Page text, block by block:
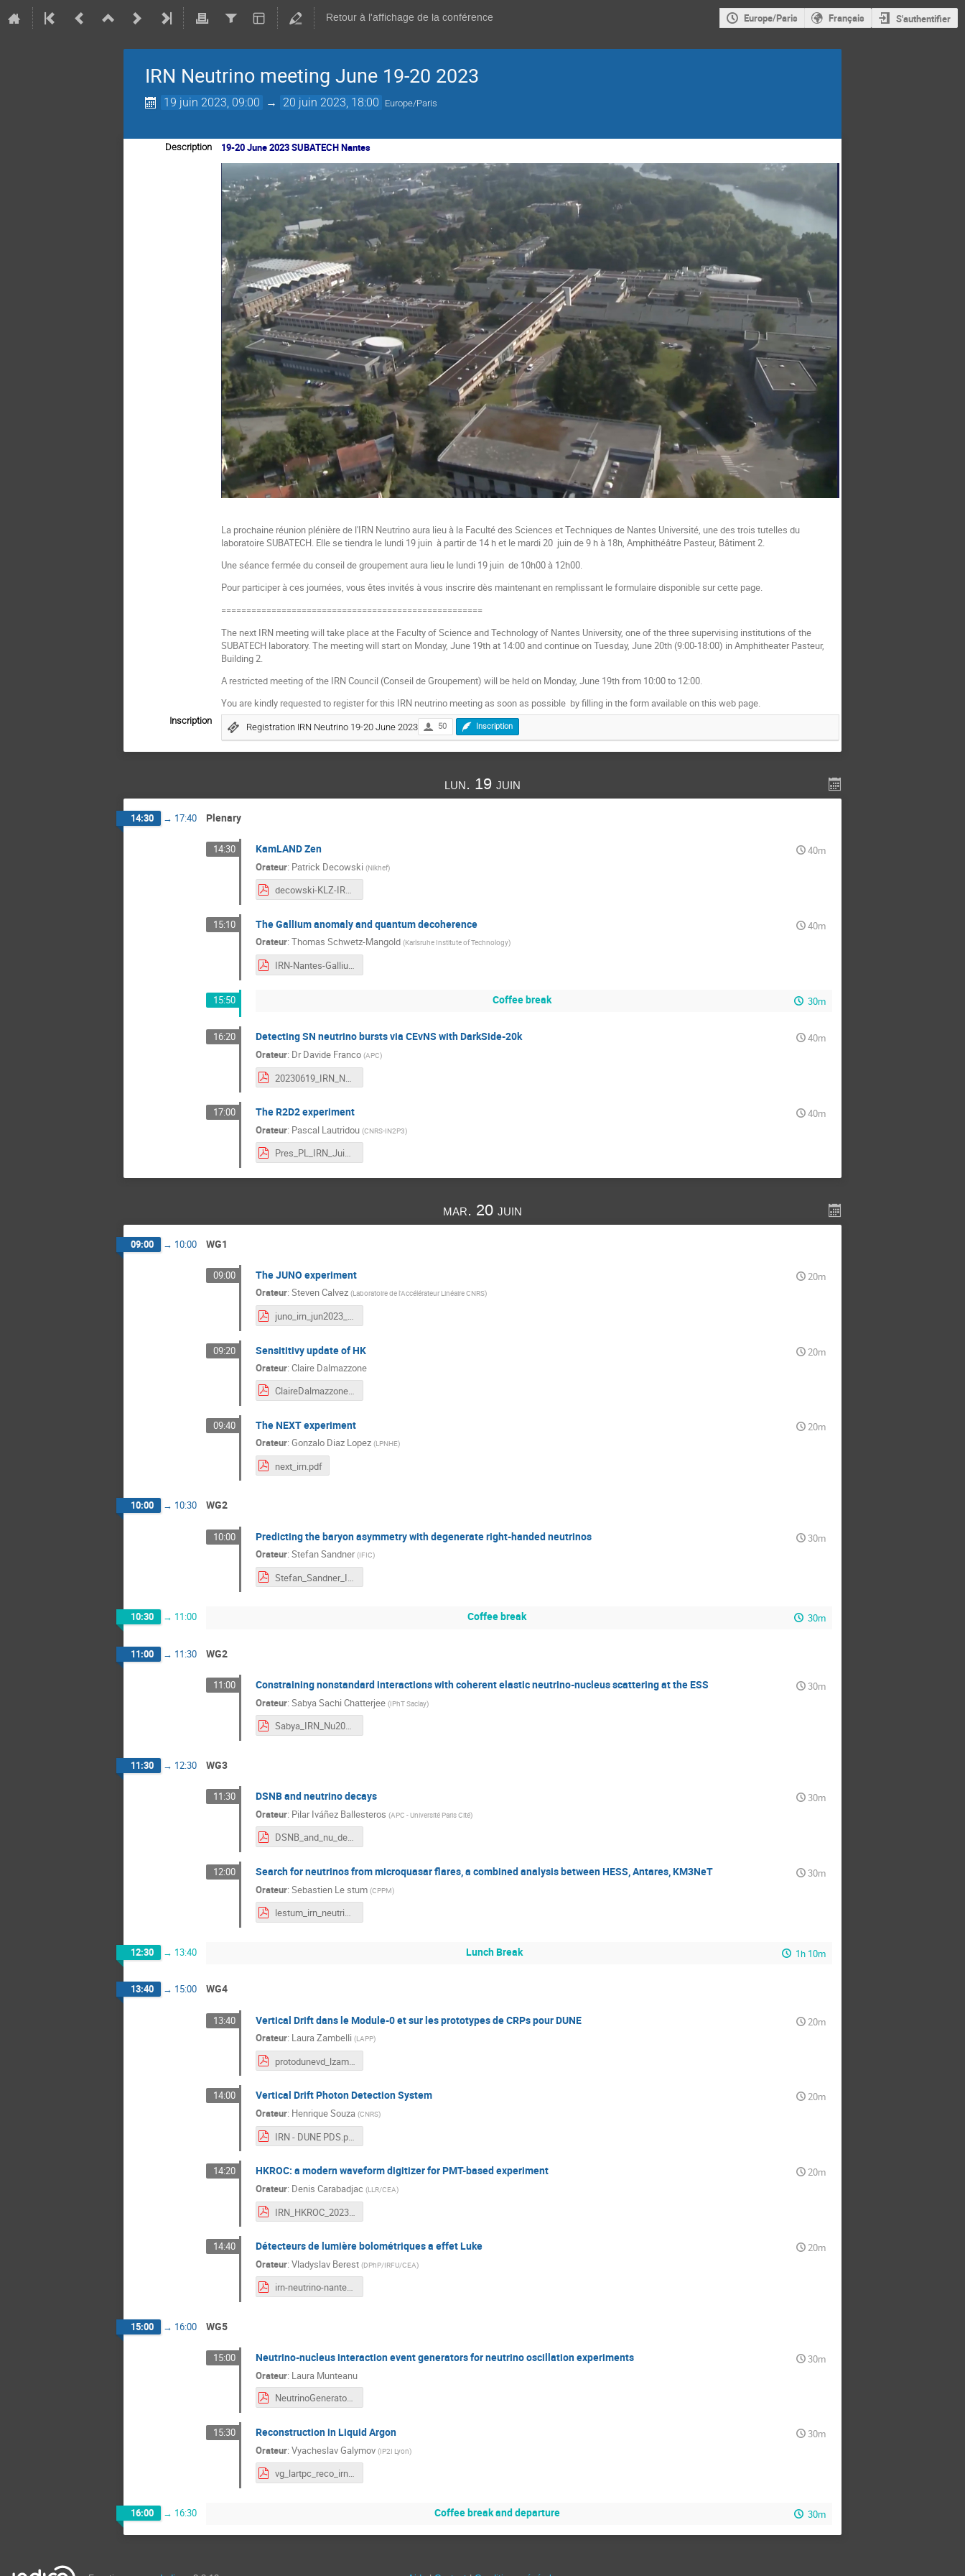
Retour à l'affichage de la conférence Europe/Paris Français S'authentifier
IRN Neutrino meeting June 19-20 2023
19 juin 2023, 09:00 → 20 juin 2023, 18:00 Europe/Paris
Description 19-20 June 2023 SUBATECH Nantes
La prochaine réunion plénière de l'IRN Neutrino aura lieu à la Faculté des Sciences et Techniques de Nantes Université, une des trois tutelles du
laboratoire SUBATECH. Elle se tiendra le lundi 19 juin à partir de 14 h et le mardi 20 juin de 9 h à 18h, Amphithéâtre Pasteur, Bâtiment 2.
Une séance fermée du conseil de groupement aura lieu le lundi 19 juin de 10h00 à 12h00.
Pour participer à ces journées, vous êtes invités à vous inscrire dès maintenant en remplissant le formulaire disponible sur cette page.
====================================================
The next IRN meeting will take place at the Faculty of Science and Technology of Nantes University, one of the three supervising institutions of the
SUBATECH laboratory. The meeting will start on Monday, June 19th at 14:00 and continue on Tuesday, June 20th (9:00-18:00) in Amphitheater Pasteur,
Building 2.
A restricted meeting of the IRN Council (Conseil de Groupement) will be held on Monday, June 19th from 10:00 to 12:00.
You are kindly requested to register for this IRN neutrino meeting as soon as possible by filling in the form available on this web page.
Inscription
Registration IRN Neutrino 19-20 June 2023 50 Inscription
lun. 19 juin
14:30 → 17:40 Plenary
14:30 KamLAND Zen
40m
Orateur: Patrick Decowski (Nikhef)
decowski-KLZ-IRN-Jun23.pdf
15:10 The Gallium anomaly and quantum decoherence
40m
Orateur: Thomas Schwetz-Mangold (Karlsruhe Institute of Technology)
IRN-Nantes-Gallium-decoherence.pdf
15:50 Coffee break 30m
16:20 Detecting SN neutrino bursts via CEvNS with DarkSide-20k
40m
Orateur: Dr Davide Franco (APC)
17:00 The R2D2 experiment
40m
Orateur: Pascal Lautridou (CNRS-IN2P3)
Pres_PL_IRN_Juin2023.pdf
mar. 20 juin
09:00 → 10:00 WG1
09:00 The JUNO experiment
20m
Orateur: Steven Calvez (Laboratoire de l'Accélérateur Linéaire CNRS)
juno_irn_jun2023_steven_calvez.pdf
09:20 Sensititivy update of HK
20m
Orateur: Claire Dalmazzone
ClaireDalmazzone_IRNNantes20Juin2023_HKSensitivity.pdf
09:40 The NEXT experiment
20m
Orateur: Gonzalo Diaz Lopez (LPNHE)
next_irn.pdf
10:00 → 10:30 WG2
10:00 Predicting the baryon asymmetry with degenerate right-handed neutrinos
30m
Orateur: Stefan Sandner (IFIC)
Stefan_Sandner_IRN_23.pdf
10:30 → 11:00 Coffee break 30m
11:00 → 11:30 WG2
11:00 Constraining nonstandard interactions with coherent elastic neutrino-nucleus scattering at the ESS
30m
Orateur: Sabya Sachi Chatterjee (IPhT Saclay)
Sabya_IRN_Nu2023.pdf
11:30 → 12:30 WG3
11:30 DSNB and neutrino decays
30m
Orateur: Pilar Iváñez Ballesteros (APC - Université Paris Cité)
DSNB_and_nu_decay.pdf
12:00 Search for neutrinos from microquasar flares, a combined analysis between HESS, Antares, KM3NeT
30m
Orateur: Sebastien Le stum (CPPM)
lestum_irn_neutrinos_microquasars.pdf
12:30 → 13:40 Lunch Break 1h 10m
13:40 → 15:00 WG4
13:40 Vertical Drift dans le Module-0 et sur les prototypes de CRPs pour DUNE
20m
Orateur: Laura Zambelli (LAPP)
protodunevd_lzambelli_june23.pdf
14:00 Vertical Drift Photon Detection System
20m
Orateur: Henrique Souza (CNRS)
IRN - DUNE PDS.pdf
14:20 HKROC: a modern waveform digitizer for PMT-based experiment
20m
Orateur: Denis Carabadjac (LLR/CEA)
IRN_HKROC_2023.pdf
14:40 Détecteurs de lumière bolométriques a effet Luke
20m
Orateur: Vladyslav Berest (DPhP/IRFU/CEA)
irn-neutrino-nantes-2023.pdf
15:00 → 16:00 WG5
15:00 Neutrino-nucleus interaction event generators for neutrino oscillation experiments
30m
Orateur: Laura Munteanu
NeutrinoGenerators.pdf
15:30 Reconstruction in Liquid Argon
30m
Orateur: Vyacheslav Galymov (IP2I Lyon)
vg_lartpc_reco_irn.pdf
16:00 → 16:30 Coffee break and departure 30m